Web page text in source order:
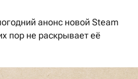
анонс новой Steam
пор не раскрывает её